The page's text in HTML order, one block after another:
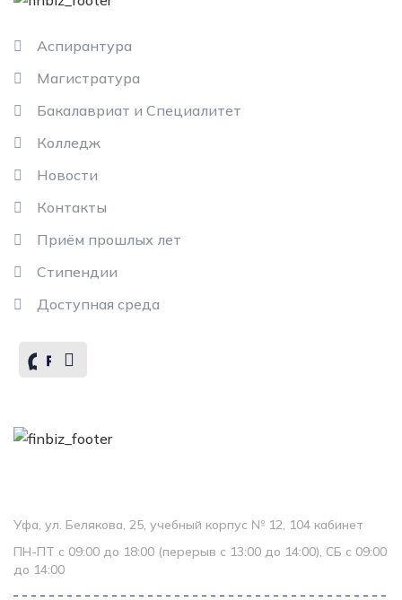
Аспирантура
Магистратура
Бакалавриат и Специалитет
Колледж
Новости
Контакты
Приём прошлых лет
Стипендии
Доступная среда
Уфа, ул. Белякова, 25, учебный корпус № 12, 104 кабинет
ПН-ПТ с 09:00 до 18:00 (перерыв с 13:00 до 14:00), СБ с 09:00
до 14:00